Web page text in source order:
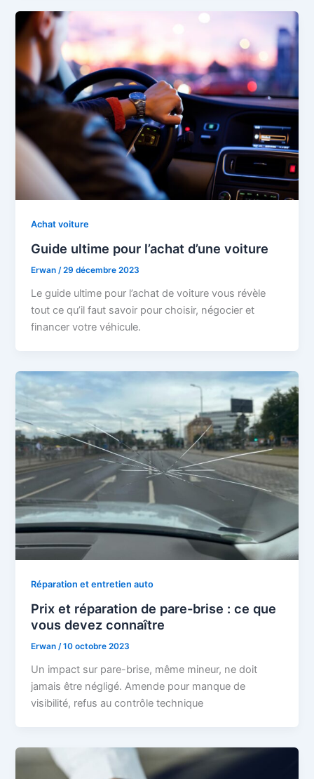
Achat voiture
Guide ultime pour l’achat d’une voiture
Erwan/29 décembre 2023
Le guide ultime pour l’achat de voiture vous révèle
tout ce qu’il faut savoir pour choisir, négocier et
financer votre véhicule.
Réparation et entretien auto
Prix et réparation de pare-brise : ce que
vous devez connaître
Erwan/10 octobre 2023
Un impact sur pare-brise, même mineur, ne doit
jamais être négligé. Amende pour manque de
visibilité, refus au contrôle technique